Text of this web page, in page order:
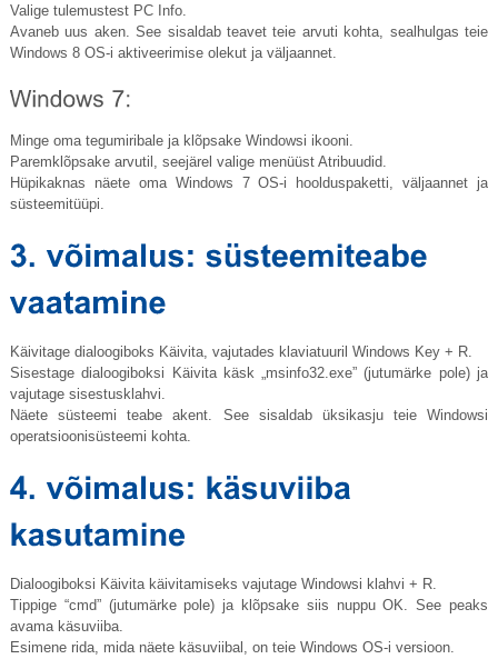
Valige tulemustest PC Info.
Avaneb uus aken. See sisaldab teavet teie arvuti kohta, sealhulgas teie
Windows 8 OS-i aktiveerimise olekut ja väljaannet.
Minge oma tegumiribale ja klõpsake Windowsi ikooni.
Paremklõpsake arvutil, seejärel valige menüüst Atribuudid.
Hüpikaknas näete oma Windows 7 OS-i hoolduspaketti, väljaannet ja
süsteemitüüpi.
Käivitage dialoogiboks Käivita, vajutades klaviatuuril Windows Key + R.
Sisestage dialoogiboksi Käivita käsk „msinfo32.exe” (jutumärke pole) ja
vajutage sisestusklahvi.
Näete süsteemi teabe akent. See sisaldab üksikasju teie Windowsi
operatsioonisüsteemi kohta.
Dialoogiboksi Käivita käivitamiseks vajutage Windowsi klahvi + R.
Tippige “cmd” (jutumärke pole) ja klõpsake siis nuppu OK. See peaks
avama käsuviiba.
Esimene rida, mida näete käsuviibal, on teie Windows OS-i versioon.